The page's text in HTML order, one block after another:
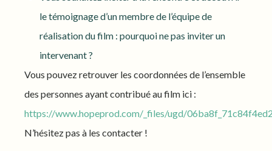
le témoignage d’un membre de l’équipe de
réalisation du film : pourquoi ne pas inviter un
intervenant ?
Vous pouvez retrouver les coordonnées de l’ensemble
des personnes ayant contribué au film ici :
https://www.hopeprod.com/_files/ugd/
N’hésitez pas à les contacter !